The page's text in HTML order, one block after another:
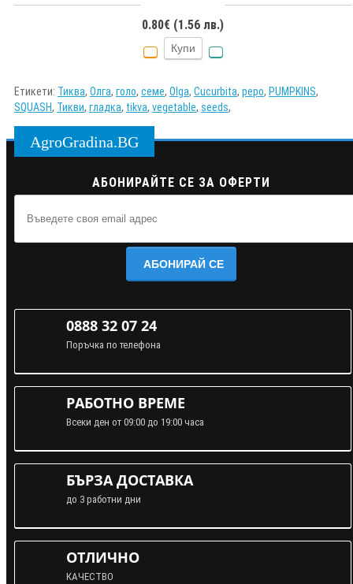
0.80€ (1.56 лв.)
Купи
Етикети: Тиква, Олга, голо, семе, Olga, Cucurbita, pepo, PUMPKINS,
SQUASH, Тикви, гладка, tikva, vegetable, seeds,
AgroGradina.BG
АБОНИРАЙТЕ СЕ ЗА ОФЕРТИ
АБОНИРАЙ СЕ
0888 32 07 24
Поръчка по телефона
РАБОТНО ВРЕМЕ
Всеки ден от 09:00 до 19:00 часа
БЪРЗА ДОСТАВКА
до 3 работни дни
ОТЛИЧНО
КАЧЕСТВО